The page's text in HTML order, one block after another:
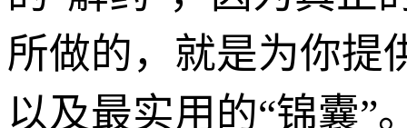
所做的，就是为你提
以及最实用的“锦囊”